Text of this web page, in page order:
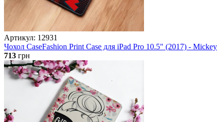
Артикул: 12931
Чохол CaseFashion Print Case для iPad Pro 10.5" (2017) - Mickey
713 грн